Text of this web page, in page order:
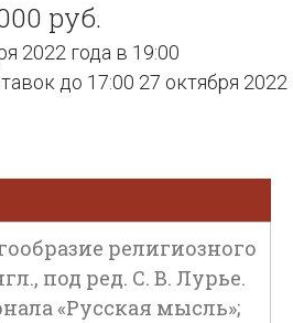
руб.
2022 года в 19:00
до 17:00 27 октября 2022
религиозного
под ред. С. В. Лурье.
«Русская мысль»;